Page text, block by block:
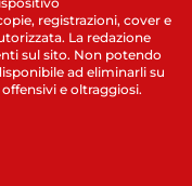
registrazioni, cover e
La redazione
sul sito. Non potendo
ad eliminarli su
e oltraggiosi.